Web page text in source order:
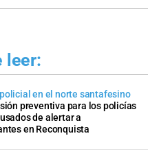
leer:
en el norte santafesino
preventiva para los policías
de alertar a
en Reconquista